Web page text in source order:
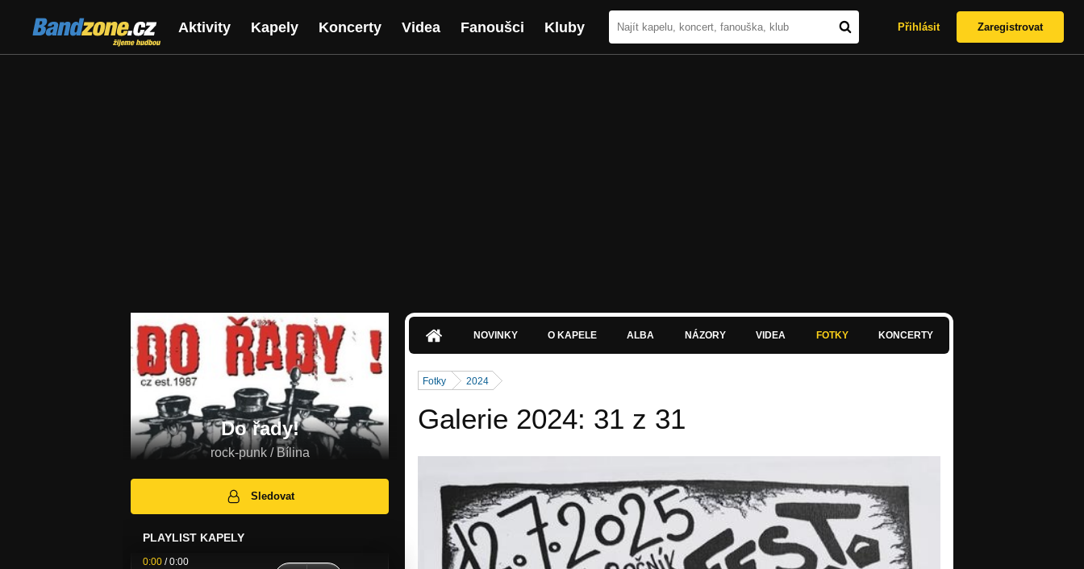
Bandzone.cz
žijeme hudbou
Aktivity Kapely Koncerty Videa Fanoušci Kluby Přihlásit Zaregistrovat
Do řady!
rock-punk / Bílina
Sledovat
PLAYLIST KAPELY
0:00 /0:00
NOVINKY O KAPELE ALBA NÁZORY VIDEA FOTKY KONCERTY
Fotky 2024
Galerie 2024: 31 z 31